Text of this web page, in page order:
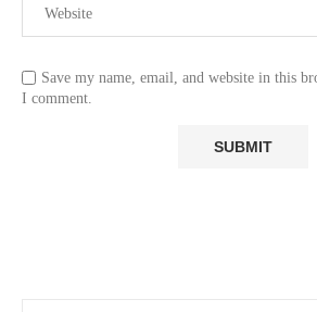
Save my name, email, and website in this
I comment.